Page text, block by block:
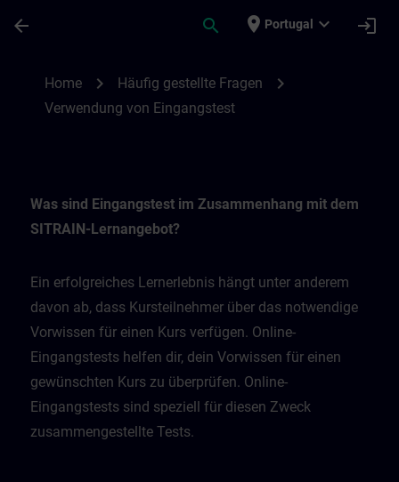
arrow_back search place Portugal expand_more login
Home chevron_right Häufig gestellte Fragen chevron_right
Verwendung von Eingangstest
Was sind Eingangstest im Zusammenhang mit dem
SITRAIN-Lernangebot?
Ein erfolgreiches Lernerlebnis hängt unter anderem
davon ab, dass Kursteilnehmer über das notwendige
Vorwissen für einen Kurs verfügen. Online-
Eingangstests helfen dir, dein Vorwissen für einen
gewünschten Kurs zu überprüfen. Online-
Eingangstests sind speziell für diesen Zweck
zusammengestellte Tests.